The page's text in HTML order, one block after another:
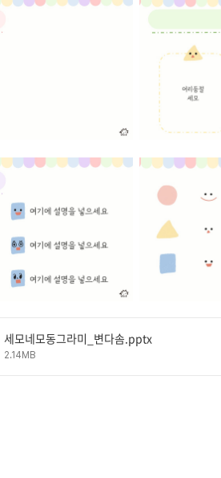
세모네모동그라미_변다솜.pptx
2.14MB